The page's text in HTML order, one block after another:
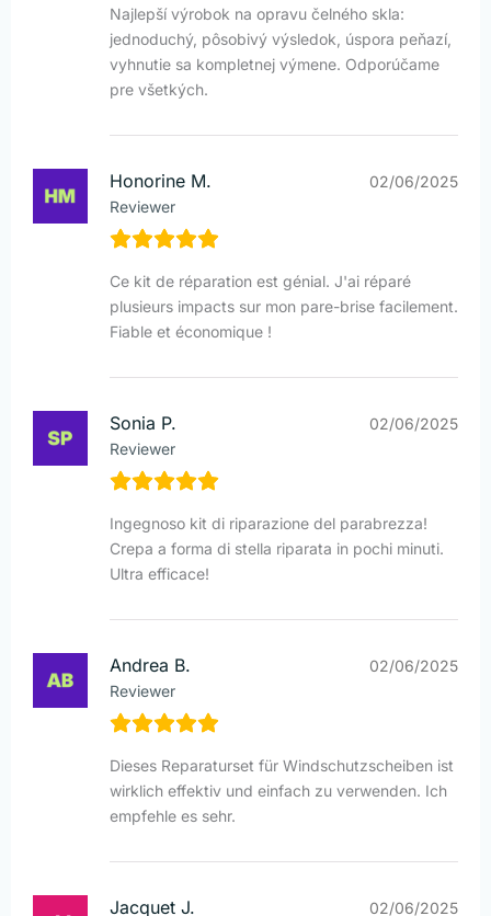
Najlepší výrobok na opravu čelného skla:
jednoduchý, pôsobivý výsledok, úspora peňazí,
vyhnutie sa kompletnej výmene. Odporúčame
pre všetkých.
Honorine M.
Reviewer
02/06/2025
Ce kit de réparation est génial. J'ai réparé
plusieurs impacts sur mon pare-brise facilement.
Fiable et économique !
Sonia P.
Reviewer
02/06/2025
Ingegnoso kit di riparazione del parabrezza!
Crepa a forma di stella riparata in pochi minuti.
Ultra efficace!
Andrea B.
Reviewer
02/06/2025
Dieses Reparaturset für Windschutzscheiben ist
wirklich effektiv und einfach zu verwenden. Ich
empfehle es sehr.
Jacquet J. 02/06/2025